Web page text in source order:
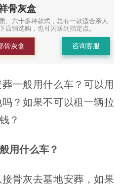
骨灰盒
、六十多种款式，总有一款适合亲人
店铺选购，也可闪送到指定点。
骨灰盒 咨询客服
一般用什么车？可以用
？如果不可以租一辆拉
？
用什么车？
骨灰去墓地安葬，如果